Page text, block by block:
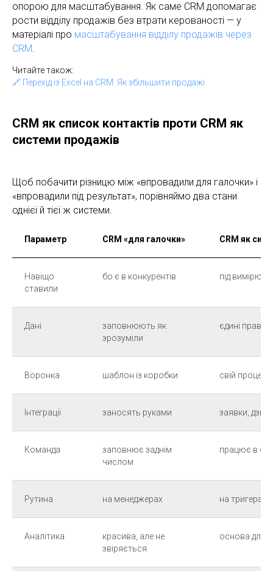
опорою для масштабування. Як саме CRM допомагає
рости відділу продажів без втрати керованості — у
матеріалі про масштабування відділу продажів через
CRM.
Читайте також:
🔗 Перехід із Excel на CRM. Як збільшити продажі
CRM як список контактів проти CRM як
системи продажів
Щоб побачити різницю між «впровадили для галочки» і
«впровадили під результат», порівняймо два стани
однієї й тієї ж системи.
Параметр CRM «для галочки» CRM як
Навіщо
ставили
бо є в конкурентів під
Дані
заповнюють як
зрозуміли
єдині
Воронка шаблон із коробки свій процес,
Інтеграції заносять руками заявки,
Команда
заповнює заднім
числом
працює в
Рутина на менеджерах на тригерах
Аналітика
красива, але не
звіряється
основа для